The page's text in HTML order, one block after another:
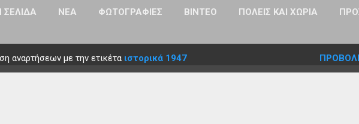
ΣΕΛΊΔΑ NΈΑ ΦΩΤΟΓΡΑΦΊΕΣ ΒΊΝΤΕΟ ΠΌΛΕΙΣ ΚΑΙ ΧΩΡΙΆ
αναρτήσεων με την ετικέτα ιστορικά 1947